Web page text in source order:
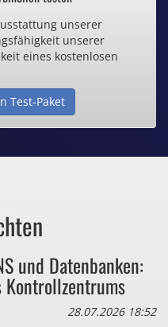
Domain
/ Monat
Zertifikate
zu viel
brauchen?
unserer
unserer
eines kostenlosen
Test-Paket
und Datenbanken:
Kontrollzentrums
28.07.2026 18:52